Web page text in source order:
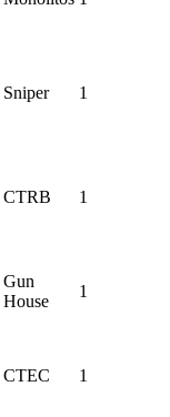
Sniper 1
CTRB 1
Gun
House
1
CTEC 1